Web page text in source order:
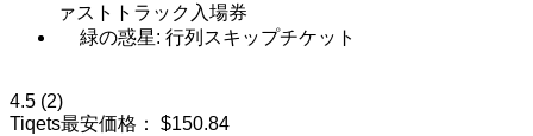
ァストトラック入場券
緑の惑星: 行列スキップチケット
4.5 (2)
Tiqets最安価格：
$150.84